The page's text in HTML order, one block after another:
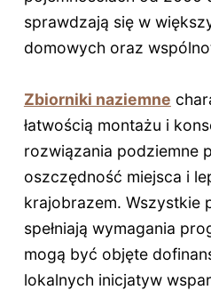
sprawdzają się w
domowych oraz
Zbiorniki naziemne
łatwością montażu i
rozwiązania podziemne
oszczędność miejsca i
krajobrazem. Wszystkie
spełniają wymagania
mogą być objęte
lokalnych inicjatyw